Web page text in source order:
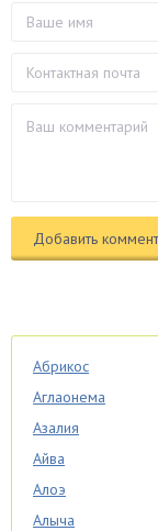
Абрикос
Аглаонема
Азалия
Айва
Алоэ
Алыча